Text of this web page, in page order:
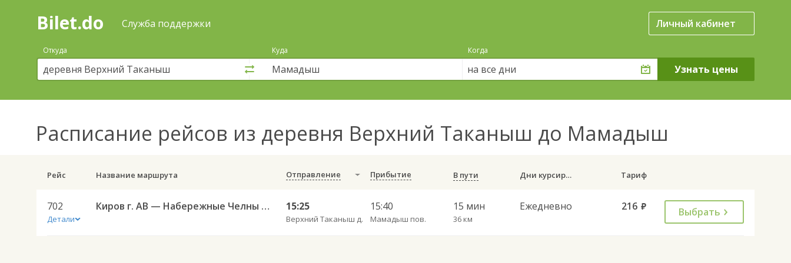
Поиск
покупка
билетов
автобус
онлайн
Bilet.do Служба поддержки Личный кабинет
Откуда Куда Когда
на все дни
Расписание рейсов из деревня Верхний Таканыш до Мамадыш
Рейс Название маршрута Отправление Прибытие В пути Дни курсирования Тариф
702
Детали
Киров г. АВ — Набережные Челны АВ 702 15:25
Верхний Таканыш д.
15:40
Мамадыш пов.
15 мин
36 км
Ежедневно 216 руб. Выбрать